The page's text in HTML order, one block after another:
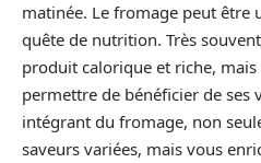
matinée. Le fromage peut être
quête de nutrition. Très
produit calorique et riche,
permettre de bénéficier de ses
intégrant du fromage, non
saveurs variées, mais vous